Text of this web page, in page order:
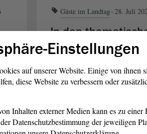
Gäste im Landtag 28. Juli
In den
Austausch treten
Keding hat am Dienstag, 28.
Botschaft in Berlin, Dr. Daniel
Aschheim, imLandtag
Einstellungen
auf unserer Website. Einige von ihnen
diese Website zu verbessern oder
Inhalten externer Medien kann es zu
Datenschutzbestimmung der jeweiligen